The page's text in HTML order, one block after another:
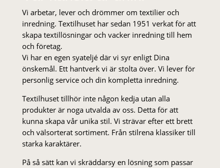
Vi arbetar, lever och drömmer om textilier och
inredning. Textilhuset har sedan 1951 verkat för att
skapa textillösningar och vacker inredning till hem
och företag.
Vi har en egen syateljé där vi syr enligt Dina
önskemål. Ett hantverk vi är stolta över. Vi lever för
personlig service och din kompletta inredning.
Textilhuset tillhör inte någon kedja utan alla
produkter är noga utvalda av oss. Detta för att
kunna skapa vår unika stil. Vi strä­var efter ett brett
och välsorterat sor­ti­ment. Från stil­rena klas­siker till
starka karaktärer.
På så sätt kan vi skräddarsy en lösning som passar